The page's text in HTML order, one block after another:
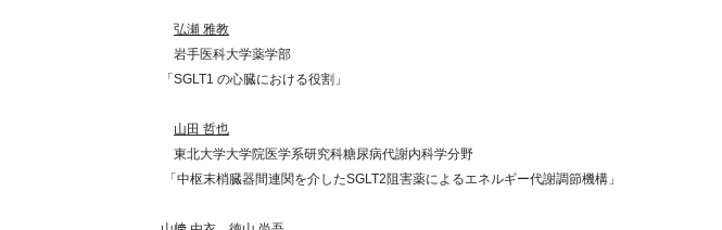
弘瀬 雅教
岩手医科大学薬学部
「SGLT1 の心臓における役割」
山田 哲也
東北大学大学院医学系研究科糖尿病代謝内科学分野
「中枢末梢臓器間連関を介したSGLT2阻害薬によるエネルギー代謝調節機構」